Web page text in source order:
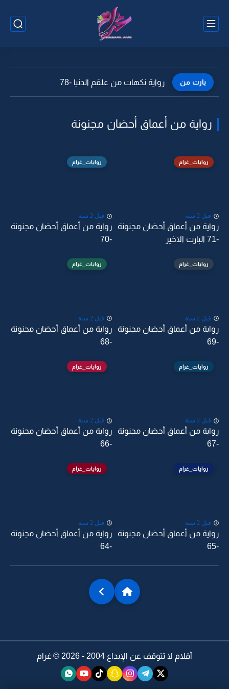
بارت من رواية نكهات من علقم الدنيا -78
رواية من أعماق أحضان مجنونة
روايات_غرام
قبل 2 سنة
رواية من أعماق أحضان مجنونة
-71 البارت الاخير
روايات_غرام
قبل 2 سنة
رواية من أعماق أحضان مجنونة
-70
روايات_غرام
قبل 2 سنة
رواية من أعماق أحضان مجنونة
-69
روايات_غرام
قبل 2 سنة
رواية من أعماق أحضان مجنونة
-68
روايات_غرام
قبل 2 سنة
رواية من أعماق أحضان مجنونة
-67
روايات_غرام
قبل 2 سنة
رواية من أعماق أحضان مجنونة
-66
روايات_غرام
قبل 2 سنة
رواية من أعماق أحضان مجنونة
-65
روايات_غرام
قبل 2 سنة
رواية من أعماق أحضان مجنونة
-64
أقلام لا تتوقف عن الإبداع 2004 - 2026 © غرام